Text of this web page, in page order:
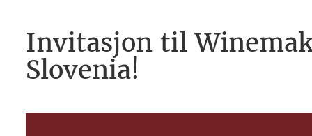
Invitasjon til
Slovenia!